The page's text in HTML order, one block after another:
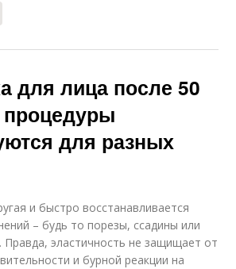
для лица после 50
процедуры
для разных
и быстро восстанавливается
– будь то порезы, ссадины или
Правда, эластичность не защищает от
и бурной реакции на